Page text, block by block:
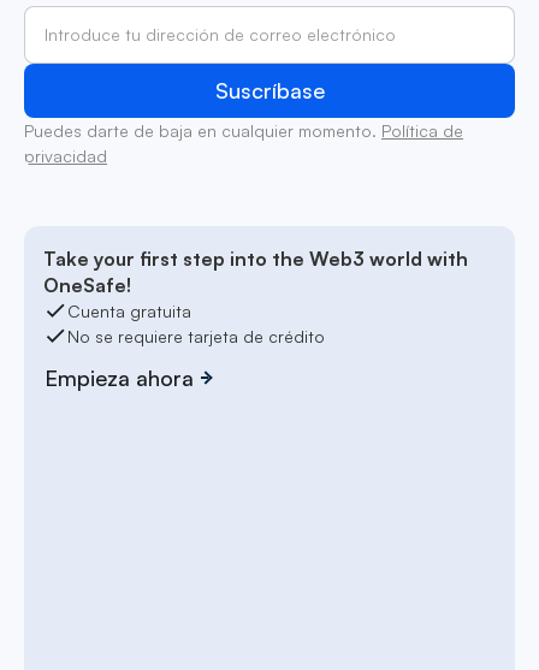
Puedes darte de baja en cualquier momento. Política de
privacidad
Take your first step into the Web3 world with
OneSafe!
Cuenta gratuita
No se requiere tarjeta de crédito
Empieza ahora